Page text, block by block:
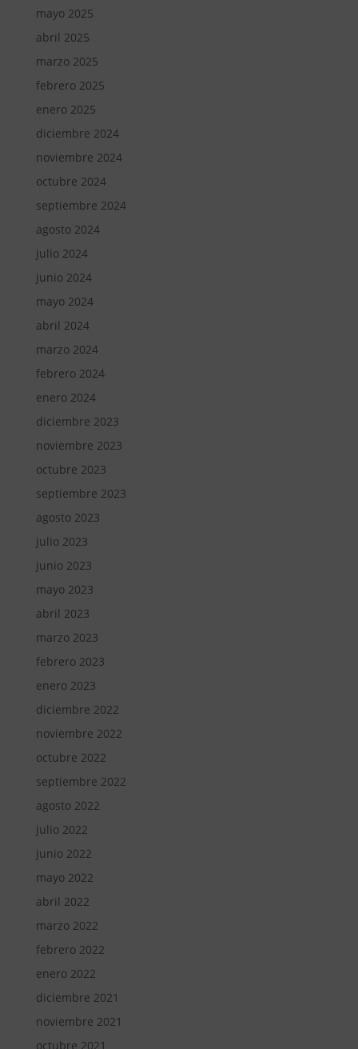
mayo 2025
abril 2025
marzo 2025
febrero 2025
enero 2025
diciembre 2024
noviembre 2024
octubre 2024
septiembre 2024
agosto 2024
julio 2024
junio 2024
mayo 2024
abril 2024
marzo 2024
febrero 2024
enero 2024
diciembre 2023
noviembre 2023
octubre 2023
septiembre 2023
agosto 2023
julio 2023
junio 2023
mayo 2023
abril 2023
marzo 2023
febrero 2023
enero 2023
diciembre 2022
noviembre 2022
octubre 2022
septiembre 2022
agosto 2022
julio 2022
junio 2022
mayo 2022
abril 2022
marzo 2022
febrero 2022
enero 2022
diciembre 2021
noviembre 2021
octubre 2021